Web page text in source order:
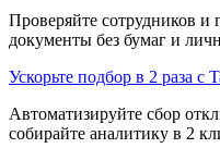
Проверяйте сотрудников и
документы без бумаг и
Ускорьте подбор в 2 раза с
Автоматизируйте сбор
собирайте аналитику в 2